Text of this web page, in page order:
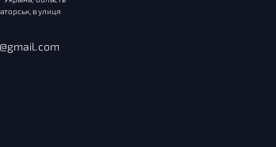
вулиця